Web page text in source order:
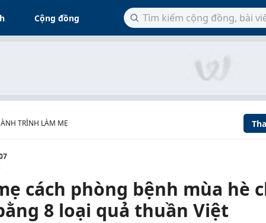
Cộng đồng
TRÌNH LÀM MẸ
cách phòng bệnh mùa hè
8 loại quả thuần Việt